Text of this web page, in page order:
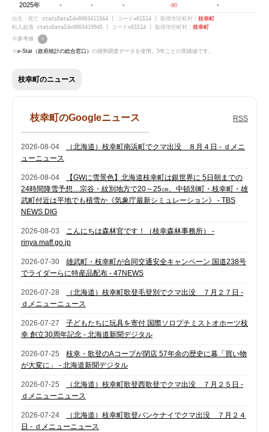
2025年 - - - -90 -
出生・死亡 statsDataId=0003411564 | コード=01514 | 取得市区町村： 枝幸町
転入超過 statsDataId=0003419945 | コード=01514 | 取得市区町村： 枝幸町
※参考値
?
※e-Stat（政府統計の総合窓口） の国勢調査データを使用。5年ごとの実績値です。
枝幸町のニュース
枝幸町のGoogleニュース RSS
2026-08-04
（北海道）枝幸町南浜町でクマ出没 ８月４日 - ｄメニ
ューニュース
2026-08-04
【GWに雪景色】北海道枝幸町は銀世界に 5日朝までの
24時間降雪予想…宗谷・紋別地方で20～25㎝、中頓別町・枝幸町・雄
武町付近は平地でも積雪か《気象庁最新シミュレーション》 - TBS
NEWS DIG
2026-08-03
こんにちは森林官です！（枝幸森林事務所） -
rinya.maff.go.jp
2026-07-30
雄武町・枝幸町が合同交通安全キャンペーン 国道238号
でライダーらに特産品配布 - 47NEWS
2026-07-28
（北海道）枝幸町歌登毛登別でクマ出没 ７月２７日 -
ｄメニューニュース
2026-07-27
子どもたちに玩具を寄付 国際ソロプチミストオホーツ枝
幸 創立30周年記念 - 北海道新聞デジタル
2026-07-25
枝幸・歌登のAコープが閉店 57年余の歴史に幕「買い物
が大変に」 - 北海道新聞デジタル
2026-07-25
（北海道）枝幸町歌登西歌登でクマ出没 ７月２５日 -
ｄメニューニュース
2026-07-24
（北海道）枝幸町歌登パンケナイでクマ出没 ７月２４
日 - ｄメニューニュース